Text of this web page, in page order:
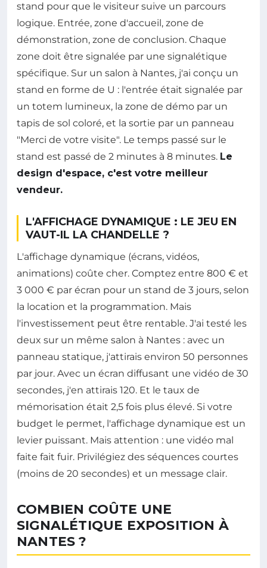
stand pour que le visiteur suive un parcours
logique. Entrée, zone d'accueil, zone de
démonstration, zone de conclusion. Chaque
zone doit être signalée par une signalétique
spécifique. Sur un salon à Nantes, j'ai conçu un
stand en forme de U : l'entrée était signalée par
un totem lumineux, la zone de démo par un
tapis de sol coloré, et la sortie par un panneau
"Merci de votre visite". Le temps passé sur le
stand est passé de 2 minutes à 8 minutes. Le
design d'espace, c'est votre meilleur
vendeur.
L'AFFICHAGE DYNAMIQUE : LE JEU EN
VAUT-IL LA CHANDELLE ?
L'affichage dynamique (écrans, vidéos,
animations) coûte cher. Comptez entre 800 € et
3 000 € par écran pour un stand de 3 jours, selon
la location et la programmation. Mais
l'investissement peut être rentable. J'ai testé les
deux sur un même salon à Nantes : avec un
panneau statique, j'attirais environ 50 personnes
par jour. Avec un écran diffusant une vidéo de 30
secondes, j'en attirais 120. Et le taux de
mémorisation était 2,5 fois plus élevé. Si votre
budget le permet, l'affichage dynamique est un
levier puissant. Mais attention : une vidéo mal
faite fait fuir. Privilégiez des séquences courtes
(moins de 20 secondes) et un message clair.
COMBIEN COÛTE UNE
SIGNALÉTIQUE EXPOSITION À
NANTES ?